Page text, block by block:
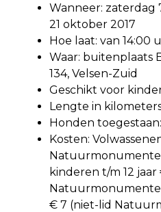
Wanneer: zaterdag
21 oktober 2017
Hoe laat: van 14:00
Waar: buitenplaats
134, Velsen-Zuid
Geschikt voor
Lengte in
Honden
Kosten:
kinderen t/m 12 jaar
€ 7 (niet-lid